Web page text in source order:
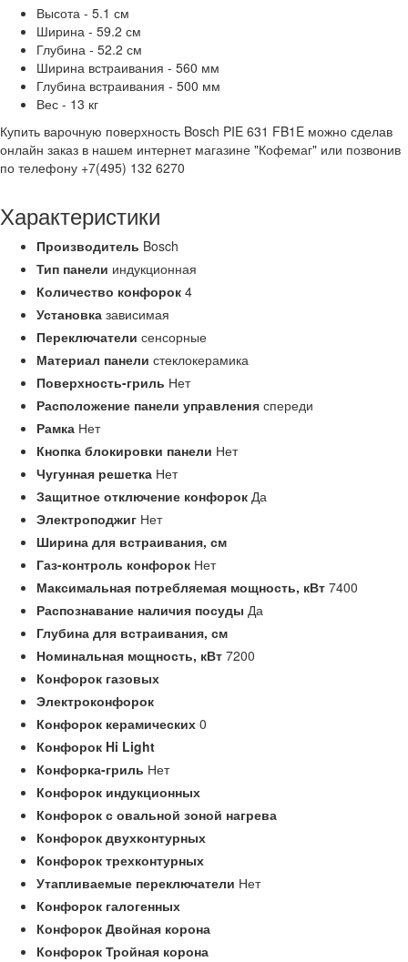
Высота - 5.1 см
Ширина - 59.2 см
Глубина - 52.2 см
Ширина встраивания - 560 мм
Глубина встраивания - 500 мм
Вес - 13 кг
Купить варочную поверхность Bosch PIE 631 FB1E можно сделав
онлайн заказ в нашем интернет магазине "Кофемаг" или позвонив
по телефону +7(495) 132 6270
Характеристики
Производитель Bosch
Тип панели индукционная
Количество конфорок 4
Установка зависимая
Переключатели сенсорные
Материал панели стеклокерамика
Поверхность-гриль Нет
Расположение панели управления спереди
Рамка Нет
Кнопка блокировки панели Нет
Чугунная решетка Нет
Защитное отключение конфорок Да
Электроподжиг Нет
Ширина для встраивания, см
Газ-контроль конфорок Нет
Максимальная потребляемая мощность, кВт 7400
Распознавание наличия посуды Да
Глубина для встраивания, см
Номинальная мощность, кВт 7200
Конфорок газовых
Электроконфорок
Конфорок керамических 0
Конфорок Hi Light
Конфорка-гриль Нет
Конфорок индукционных
Конфорок с овальной зоной нагрева
Конфорок двухконтурных
Конфорок трехконтурных
Утапливаемые переключатели Нет
Конфорок галогенных
Конфорок Двойная корона
Конфорок Тройная корона